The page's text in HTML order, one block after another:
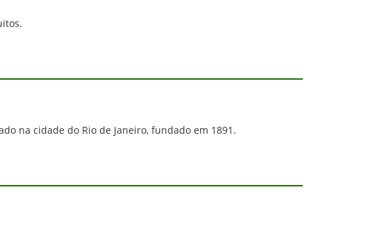
na cidade do Rio de Janeiro, fundado em 1891.